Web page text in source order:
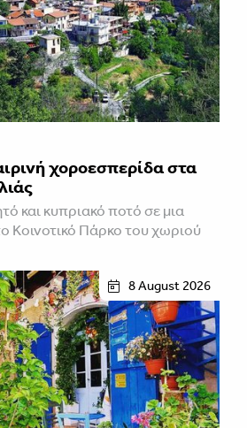
χοροεσπερίδα στα
και κυπριακό ποτό σε μια
Κοινοτικό Πάρκο του χωριού
8 August 2026